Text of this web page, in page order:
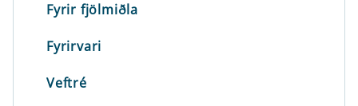
Fyrir fjölmiðla
Fyrirvari
Veftré